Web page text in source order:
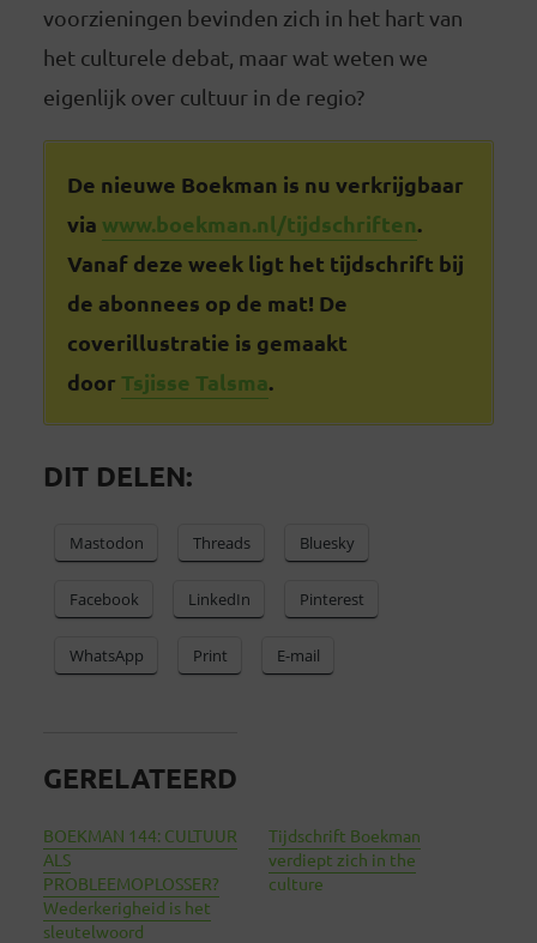
voorzieningen bevinden zich in het hart van
het culturele debat, maar wat weten we
eigenlijk over cultuur in de regio?
De nieuwe Boekman is nu verkrijgbaar
via www.boekman.nl/tijdschriften.
Vanaf deze week ligt het tijdschrift bij
de abonnees op de mat! De
coverillustratie is gemaakt
door Tsjisse Talsma.
DIT DELEN:
Mastodon Threads Bluesky
Facebook LinkedIn Pinterest
WhatsApp Print E-mail
GERELATEERD
BOEKMAN 144: CULTUUR
ALS
PROBLEEMOPLOSSER?
Wederkerigheid is het
sleutelwoord
Tijdschrift Boekman
verdiept zich in the
culture